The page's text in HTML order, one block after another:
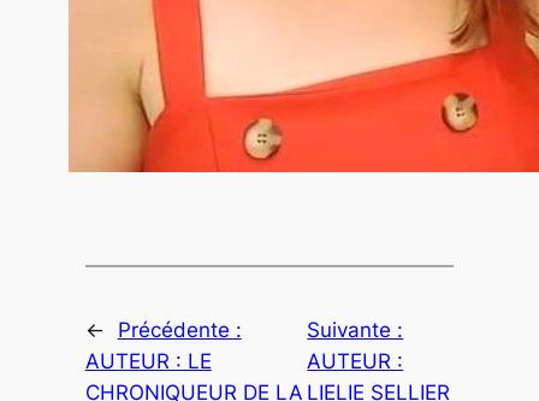
←
Précédente :
AUTEUR : LE
CHRONIQUEUR DE LA
Suivante :
AUTEUR :
LIELIE SELLIER